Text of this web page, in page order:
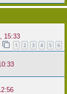
15:33
1 2 3 4 5 6